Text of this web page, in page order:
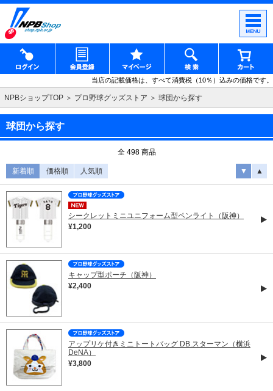
当店の記載価格は、すべて消費税（10％）込みの価格です。
NPBショップTOP プロ野球グッズストア 球団から探す
球団から探す
全 498 商品
新着順 価格順 人気順 ▼ ▲
シークレットミニユニフォーム型ペンライト（阪神）
¥1,200
キャップ型ポーチ（阪神）
¥2,400
アップリケ付きミニトートバッグ DB.スターマン（横浜
DeNA）
¥3,800